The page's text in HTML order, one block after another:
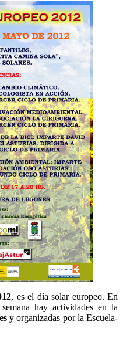
, es el día solar europeo. En
hay actividades en la
y organizadas por la Escuela-